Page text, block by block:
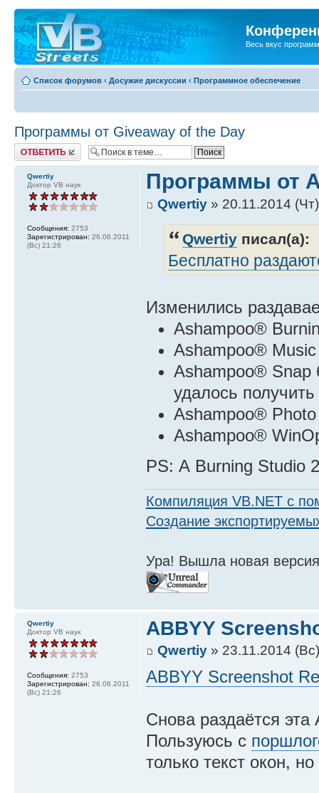
Весь вкус
Список форумов ‹ Досужие дискуссии ‹ Программное обеспечение
Программы от Giveaway of the Day
Ответить
Qwertiy
Доктор VB наук
Сообщения: 2753
Зарегистрирован: 26.06.2011
(Вс) 21:26
Программы от
Qwertiy» 20.11.2014
Qwertiyписал(а):
Бесплатно
Изменились
Ashampoo®
Ashampoo®
Ashampoo® Snap
удалось
Ashampoo®
Ashampoo®
PS: А Burning Studio
Компиляция VB.NET с
Создание
Ура! Вышла новая
Qwertiy
Доктор VB наук
Сообщения: 2753
Зарегистрирован: 26.06.2011
(Вс) 21:26
ABBYY
Qwertiy» 23.11.2014
ABBYY Screenshot
Снова раздаётся эта
Пользуюсь с
только текст окон,